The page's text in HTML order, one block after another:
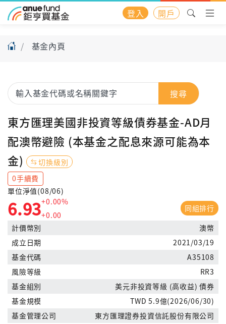
登入 開戶
基金內頁
搜尋
東方匯理美國非投資等級債券基金-AD月
配澳幣避險 (本基金之配息來源可能為本
金)
切換級別
0手續費
單位淨值(08/06)
6.93+0.00%
+0.00
同組排行
計價幣別
澳幣
成立日期
2021/03/19
基金代碼
A35108
風險等級
RR3
基金組別
美元非投資等級 (高收益) 債券
基金規模
TWD 5.9億(2026/06/30)
基金管理公司
東方匯理證券投資信託股份有限公司